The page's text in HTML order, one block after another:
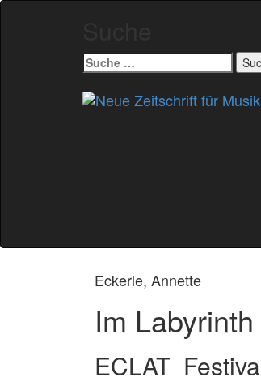
Suche
nach:
Eckerle, Annette
Im
ECLAT 